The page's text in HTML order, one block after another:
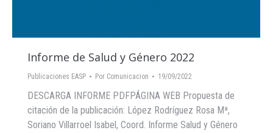
Informe de Salud y Género 2022
Publicaciones EASP Por Comunicacion 19/09/2022
DESCARGA INFORME PDFPÁGINA WEB Propuesta de
citación de la publicación: López Rodríguez Rosa Mª,
Soriano Villarroel Isabel, Coord. Informe Salud y Género